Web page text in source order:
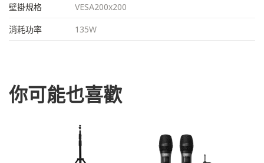
壁掛規格
VESA200x200
消耗功率
135W
你可能也喜歡